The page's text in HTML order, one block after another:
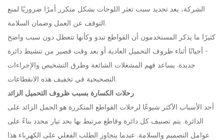
الشركة، يعد تحديد سبب تعثر اللوحات بشكل متكرر أمرًا ضروريًا لمنع
التوقف عن العمل وضمان السلامة.
كثيرًا ما يذكر المستخدمون أن القواطع تبدو وكأنها تتعطل دون سبب واضح
- أحيانًا أثناء ظروف التحميل العادية أو بعد وقت قصير من تنشيط دائرة
جديدة. يساعد فهم المشغلات الشائعة وطرق التشخيص والإجراءات
التصحيحية في تخفيف هذه الانقطاعات.
رحلات الكسارة بسبب ظروف التحميل الزائد
أحد الأسباب الأكثر شيوعًا لرحلات القواطع المتكررة هو الحمل الزائد على
الدائرة. يتم تصنيف كل دائرة وقاطع مرتبط بها بحد تيار محدد بناءً على
عوامل التصميم والسلامة. عندما يتجاوز الطلب الفعلي على الكهرباء هذا